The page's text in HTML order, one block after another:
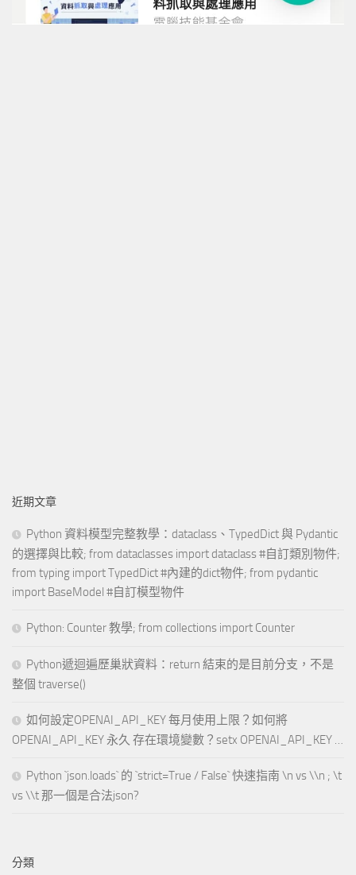
近期文章
Python 資料模型完整教學：dataclass、TypedDict 與 Pydantic
的選擇與比較; from dataclasses import dataclass #自訂類別物件;
from typing import TypedDict #內建的dict物件; from pydantic
import BaseModel #自訂模型物件
Python: Counter 教學; from collections import Counter
Python遞迴遍歷巢狀資料：return 結束的是目前分支，不是
整個 traverse()
如何設定OPENAI_API_KEY 每月使用上限？如何將
OPENAI_API_KEY 永久 存在環境變數？setx OPENAI_API_KEY …
Python `json.loads` 的 `strict=True / False` 快速指南 \n vs \\n ; \t
vs \\t 那一個是合法json?
分類